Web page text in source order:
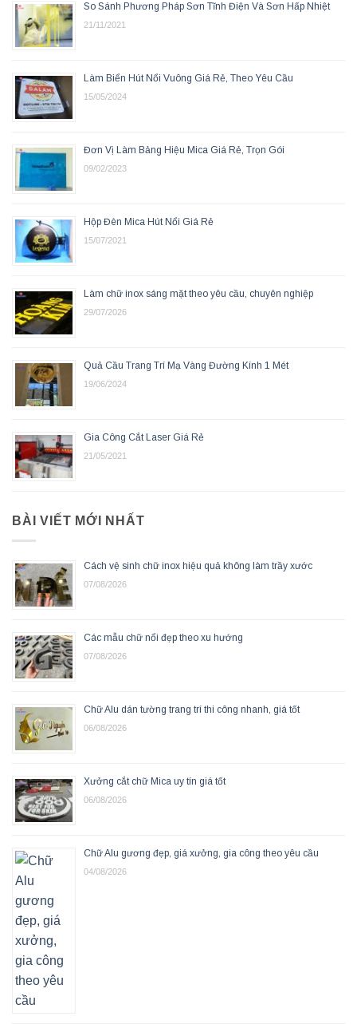
So Sánh Phương Pháp Sơn Tĩnh Điện Và Sơn Hấp Nhiệt
21/11/2021
Làm Biển Hút Nổi Vuông Giá Rẻ, Theo Yêu Cầu
15/05/2024
Đơn Vị Làm Bảng Hiệu Mica Giá Rẻ, Trọn Gói
09/02/2023
Hộp Đèn Mica Hút Nổi Giá Rẻ
15/07/2021
Làm chữ inox sáng mặt theo yêu cầu, chuyên nghiệp
29/07/2026
Quả Cầu Trang Trí Mạ Vàng Đường Kính 1 Mét
19/06/2024
Gia Công Cắt Laser Giá Rẻ
21/05/2021
BÀI VIẾT MỚI NHẤT
Cách vệ sinh chữ inox hiệu quả không làm trầy xước
07/08/2026
Các mẫu chữ nổi đẹp theo xu hướng
07/08/2026
Chữ Alu dán tường trang trí thi công nhanh, giá tốt
06/08/2026
Xưởng cắt chữ Mica uy tín giá tốt
06/08/2026
Chữ Alu gương đẹp, giá xưởng, gia công theo yêu cầu
04/08/2026